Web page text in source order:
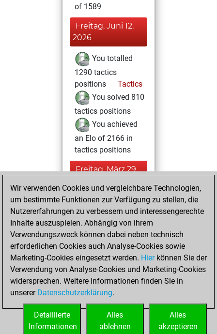
of 1589
Freitag, Juni 12,
2026
You totalled
1290 tactics
positions
Tactics
You solved 810
tactics positions
You achieved
an Elo of 2166 in
tactics positions
Freitag, März 29,
You learned 1
positionsMyMoves
You created
your Studies account
Studies
Mittwoch,
Mai 31, 2023
You created
your Fritz account
Wir verwenden Cookies und vergleichbare Technologien,
um bestimmte Funktionen zur Verfügung zu stellen, die
Nutzererfahrungen zu verbessern und interessengerechte
Inhalte auszuspielen. Abhängig von ihrem
Verwendungszweck können dabei neben technisch
erforderlichen Cookies auch Analyse-Cookies sowie
Marketing-Cookies eingesetzt werden. Hierkönnen Sie der
Verwendung von Analyse-Cookies und Marketing-Cookies
widersprechen. Weitere Informationen finden Sie in
unserer Datenschutzerklärung.
Alles
akzeptieren
Alles
ablehnen
Detaillierte
Informationen